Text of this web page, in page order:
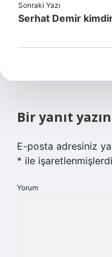
Sonraki Yazı
Serhat Demir
Bir yanıt yazın
E-posta adresiniz
* ile
Yorum